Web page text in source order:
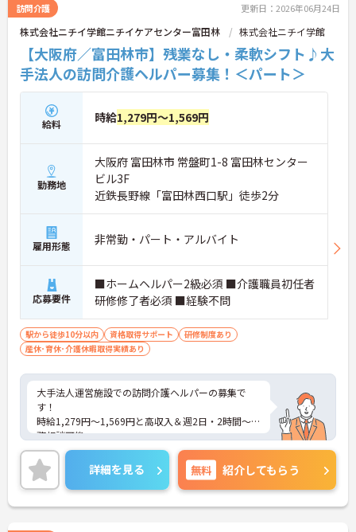
訪問介護 更新日：2026年06月24日
株式会社ニチイ学館ニチイケアセンター富田林 株式会社ニチイ学館
【大阪府／富田林市】残業なし・柔軟シフト♪大
手法人の訪問介護ヘルパー募集！＜パート＞
給料 時給1,279円～1,569円
勤務地
大阪府 富田林市 常盤町1-8 富田林センター
ビル3F
近鉄長野線「富田林西口駅」徒歩2分
雇用形態 非常勤・パート・アルバイト
応募要件
■ホームヘルパー2級必須 ■介護職員初任者
研修修了者必須 ■経験不問
駅から徒歩10分以内 資格取得サポート
研修制度あり
産休･育休･介護休暇取得実績あり
大手法人運営施設での訪問介護ヘルパーの募集で
す！
時給1,279円～1,569円と高収入＆週2日・2時間～勤
務相談可能。
未経験の方も働きやすい環境です。育児・介護休業
実績もあり、長く安心して働けます♪ご興味がある
方は、ご面接のポイントをお伝えしますので、お気
軽にお問い合わせください。
詳細を見る 無料 紹介してもらう